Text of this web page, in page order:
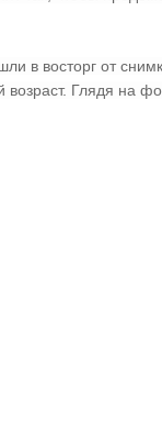
в восторг от
возраст. Глядя на